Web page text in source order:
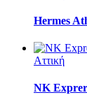
Hermes
Αττική
NK